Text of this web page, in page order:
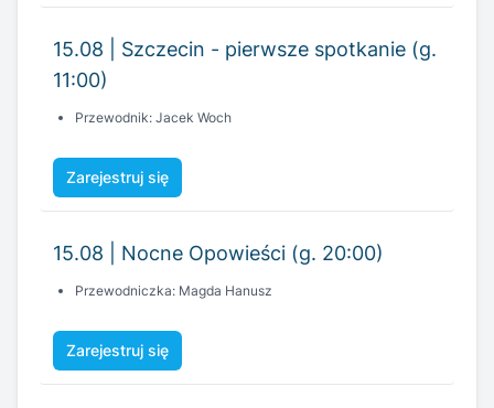
15.08 | Szczecin - pierwsze spotkanie (g.
11:00)
Przewodnik: Jacek Woch
Zarejestruj się
15.08 | Nocne Opowieści (g. 20:00)
Przewodniczka: Magda Hanusz
Zarejestruj się